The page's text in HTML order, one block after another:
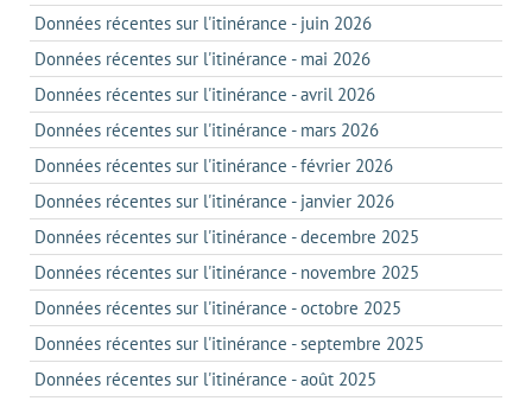
Données récentes sur l'itinérance - juin 2026
Données récentes sur l'itinérance - mai 2026
Données récentes sur l'itinérance - avril 2026
Données récentes sur l'itinérance - mars 2026
Données récentes sur l'itinérance - février 2026
Données récentes sur l'itinérance - janvier 2026
Données récentes sur l'itinérance - decembre 2025
Données récentes sur l'itinérance - novembre 2025
Données récentes sur l'itinérance - octobre 2025
Données récentes sur l'itinérance - septembre 2025
Données récentes sur l'itinérance - août 2025